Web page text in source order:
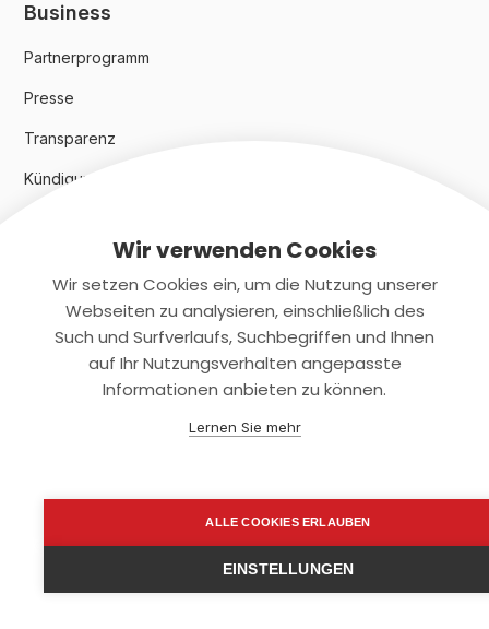
Business
Partnerprogramm
Presse
Transparenz
Kündigungsindex 2024
Rechtliches
Datenschutz
support@smartkuendigen.de
Wir verwenden Cookies
Wir setzen Cookies ein, um die Nutzung unserer
Webseiten zu analysieren, einschließlich des
Such und Surfverlaufs, Suchbegriffen und Ihnen
auf Ihr Nutzungsverhalten angepasste
Informationen anbieten zu können.
Lernen Sie mehr
ALLE COOKIES ERLAUBEN
EINSTELLUNGEN